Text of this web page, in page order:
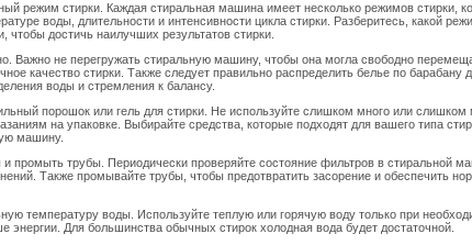
режим стирки. Каждая стиральная машина имеет несколько режимов стирки,
воды, длительности и интенсивности цикла стирки. Разберитесь, какой
чтобы достичь наилучших результатов стирки.
Важно не перегружать стиральную машину, чтобы она могла свободно
качество стирки. Также следует правильно распределить белье по барабану
воды и стремления к балансу.
порошок или гель для стирки. Не используйте слишком много или
на упаковке. Выбирайте средства, которые подходят для вашего типа
машину.
промыть трубы. Периодически проверяйте состояние фильтров в стиральной
Также промывайте трубы, чтобы предотвратить засорение и обеспечить
температуру воды. Используйте теплую или горячую воду только при
энергии. Для большинства обычных стирок холодная вода будет достаточной.